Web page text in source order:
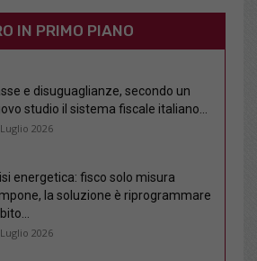
IN PRIMO PIANO
e disuguaglianze, secondo un
studio il sistema fiscale italiano...
2026
energetica: fisco solo misura
la soluzione è riprogrammare
2026